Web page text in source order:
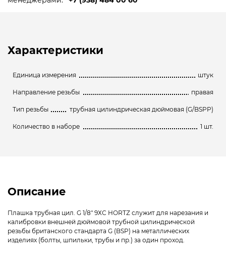
Характеристики
Единица измерения штук
Направление резьбы правая
Тип резьбы трубная цилиндрическая дюймовая (G/BSPP)
Количество в наборе 1 шт.
Описание
Плашка трубная цил. G 1/8″ 9ХС HORTZ служит для нарезания и
калибровки внешней дюймовой трубной цилиндрической
резьбы британского стандарта G (BSP) на металлических
изделиях (болты, шпильки, трубы и пр.) за один проход.